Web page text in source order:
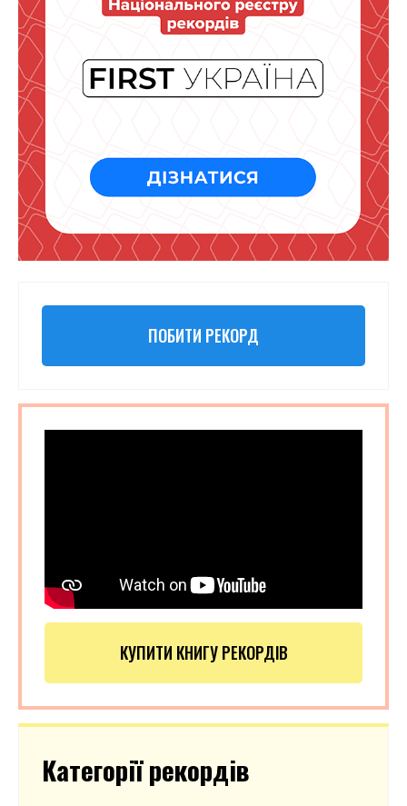
ПОБИТИ РЕКОРД
КУПИТИ КНИГУ РЕКОРДІВ
Категорії рекордів